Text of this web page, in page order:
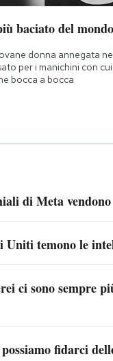
baciato del mondo
donna annegata
per i manichini con
bocca a bocca
di Meta
Uniti temono le
ci sono sempre
fidarci